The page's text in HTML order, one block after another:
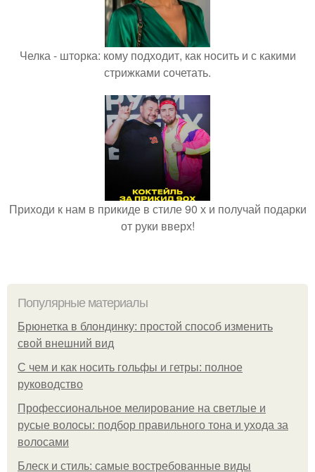
Челка - шторка: кому подходит, как носить и с какими
стрижками сочетать.
Приходи к нам в прикиде в стиле 90 х и получай подарки
от руки вверх!
Популярные материалы
Брюнетка в блондинку: простой способ изменить
свой внешний вид
С чем и как носить гольфы и гетры: полное
руководство
Профессиональное мелирование на светлые и
русые волосы: подбор правильного тона и ухода за
волосами
Блеск и стиль: самые востребованные виды